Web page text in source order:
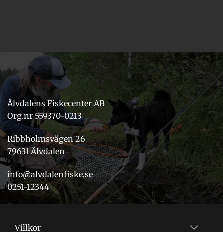
Älvdalens Fiskecenter AB
Org.nr 559370-0213
Ribbholmsvägen 26
79631 Älvdalen
info@alvdalenfiske.se
0251-12344
Villkor